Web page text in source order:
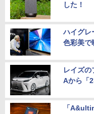
した！
ハイグレ
色彩美で
レイズ
Aから「
「